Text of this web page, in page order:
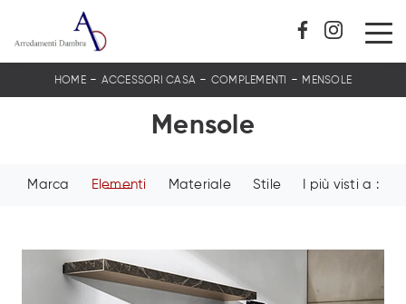
HOME- ACCESSORI CASA - COMPLEMENTI - MENSOLE
Mensole
Marca Elementi Materiale Stile I più visti a :